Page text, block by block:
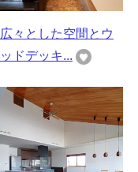
広々とした空間とウ
ッドデッキ...